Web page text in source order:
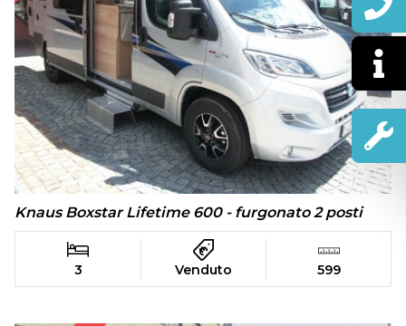
Knaus Boxstar Lifetime 600 - furgonato 2 posti
3 Venduto 599